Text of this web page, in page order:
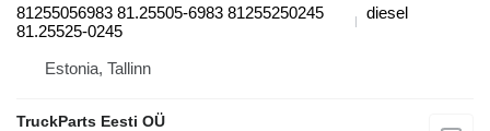
81255056983 81.25505-6983 81255250245
81.25525-0245
diesel
Estonia, Tallinn
TruckParts Eesti OÜ